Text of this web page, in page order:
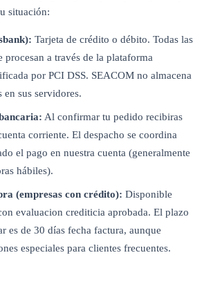
situación:
Tarjeta de crédito o débito. Todas las
procesan a través de la plataforma
por PCI DSS. SEACOM no almacena
en sus servidores.
Al confirmar tu pedido recibiras
corriente. El despacho se coordina
el pago en nuestra cuenta (generalmente
hábiles).
(empresas con crédito): Disponible
evaluacion crediticia aprobada. El plazo
es de 30 días fecha factura, aunque
especiales para clientes frecuentes.